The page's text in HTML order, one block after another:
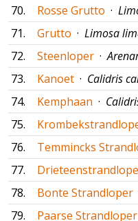
70.
Rosse Grutto ·
71.
Grutto · Limosa
72.
Steenloper ·
73.
Kanoet · Calidris
74.
Kemphaan ·
75.
76.
Temmincks
77.
78.
Bonte Strandloper
79.
Paarse Strandloper